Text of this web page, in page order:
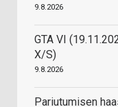
9.8.2026
GTA VI
X/S)
9.8.2026
Pariutumisen